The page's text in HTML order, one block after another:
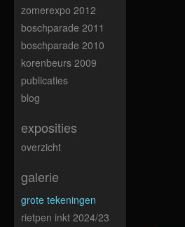
zomerexpo 2012
boschparade 2011
boschparade 2010
korenbeurs 2009
publicaties
blog
exposities
overzicht
galerie
grote tekeningen
rietpen inkt 2024/23